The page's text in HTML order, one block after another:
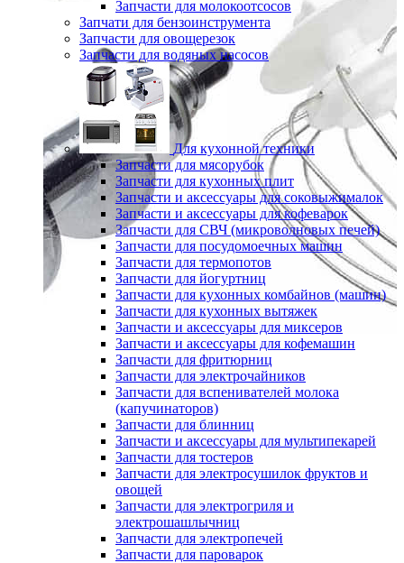
Запчасти для молокоотсосов
Запчати для бензоинструмента
Запчасти для овощерезок
Запчасти для водяных насосов
Для кухонной техники
Запчасти для мясорубок
Запчасти для кухонных плит
Запчасти и аксессуары для соковыжималок
Запчасти и аксессуары для кофеварок
Запчасти для СВЧ (микроволновых печей)
Запчасти для посудомоечных машин
Запчасти для термопотов
Запчасти для йогуртниц
Запчасти для кухонных комбайнов (машин)
Запчасти для кухонных вытяжек
Запчасти и аксессуары для миксеров
Запчасти и аксессуары для кофемашин
Запчасти для фритюрниц
Запчасти для электрочайников
Запчасти для вспенивателей молока
(капучинаторов)
Запчасти для блинниц
Запчасти и аксессуары для мультипекарей
Запчасти для тостеров
Запчасти для электросушилок фруктов и
овощей
Запчасти для электрогриля и
электрошашлычниц
Запчасти для электропечей
Запчасти для пароварок